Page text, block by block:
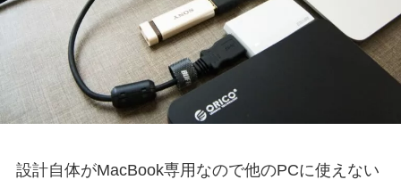
設計自体がMacBook専用なので他のPCに使えない